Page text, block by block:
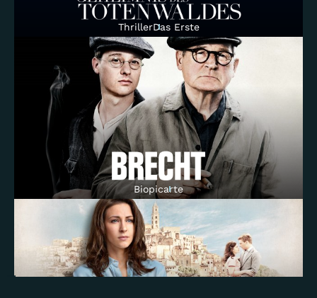
CrimeZDF
Deutsch-Les-Landes
ComedyMagentaTV
Tatort München
Crime Das Erste
Tatort Dortmund
CrimeDas Erste
Eine Nacht in Bangkok
DramaDas Erste
Plötzlich Schwiegervater
ComedyDas Erste
ThrillerDas Erste
Biopicarte